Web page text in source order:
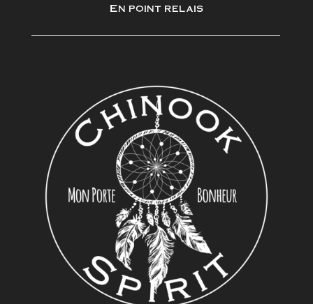
En point relais